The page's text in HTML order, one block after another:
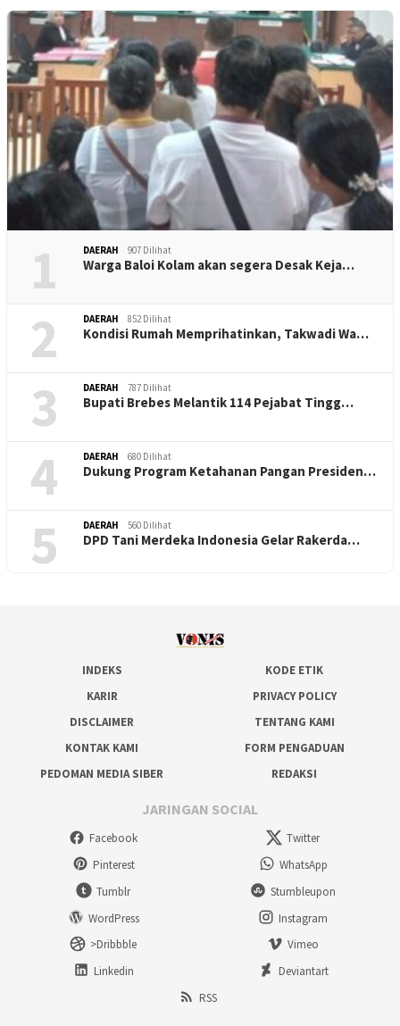
1 DAERAH 907 Dilihat
Warga Baloi Kolam akan segera Desak Keja…
2 DAERAH 852 Dilihat
Kondisi Rumah Memprihatinkan, Takwadi Wa…
3 DAERAH 787 Dilihat
Bupati Brebes Melantik 114 Pejabat Tingg…
4 DAERAH 680 Dilihat
Dukung Program Ketahanan Pangan Presiden…
5 DAERAH 560 Dilihat
DPD Tani Merdeka Indonesia Gelar Rakerda…
INDEKS
KODE ETIK
KARIR
PRIVACY POLICY
DISCLAIMER
TENTANG KAMI
KONTAK KAMI
FORM PENGADUAN
PEDOMAN MEDIA SIBER
REDAKSI
JARINGAN SOCIAL
Facebook
Twitter
Pinterest
WhatsApp
Tumblr
Stumbleupon
WordPress
Instagram
>Dribbble
Vimeo
Linkedin
Deviantart
RSS